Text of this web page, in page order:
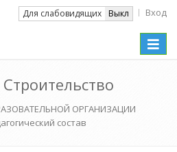
Для слабовидящих Выкл Вход
Toggle
ОРГАНИЗАЦИИ
состав